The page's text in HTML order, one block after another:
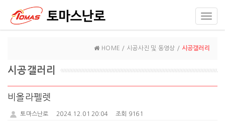
HOME / 시공사진 및 동영상 / 시공갤러리
시공갤러리
비올라펠렛
토마스난로 2024.12.01 20:04 조회 9161